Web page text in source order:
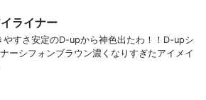
ライナー
すさ安定のD-upから神色出たわ！！⁡⁡D-upシ
ーシフォンブラウン⁡⁡濃くなりすぎたアイメイ